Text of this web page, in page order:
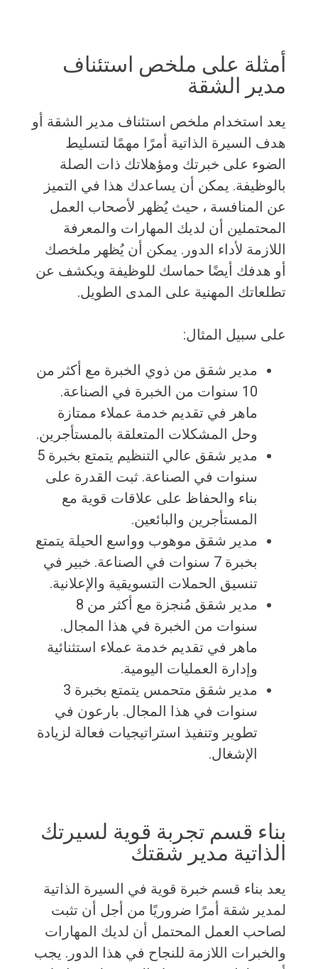
أمثلة على ملخص استئناف
مدير الشقة
يعد استخدام ملخص استئناف مدير الشقة أو
هدف السيرة الذاتية أمرًا مهمًا لتسليط
الضوء على خبرتك ومؤهلاتك ذات الصلة
بالوظيفة. يمكن أن يساعدك هذا في التميز
عن المنافسة ، حيث يُظهر لأصحاب العمل
المحتملين أن لديك المهارات والمعرفة
اللازمة لأداء الدور. يمكن أن يُظهر ملخصك
أو هدفك أيضًا حماسك للوظيفة ويكشف عن
تطلعاتك المهنية على المدى الطويل.
على سبيل المثال:
مدير شقق من ذوي الخبرة مع أكثر من
10 سنوات من الخبرة في الصناعة.
ماهر في تقديم خدمة عملاء ممتازة
وحل المشكلات المتعلقة بالمستأجرين.
مدير شقق عالي التنظيم يتمتع بخبرة 5
سنوات في الصناعة. ثبت القدرة على
بناء والحفاظ على علاقات قوية مع
المستأجرين والبائعين.
مدير شقق موهوب وواسع الحيلة يتمتع
بخبرة 7 سنوات في الصناعة. خبير في
تنسيق الحملات التسويقية والإعلانية.
مدير شقق مُنجزة مع أكثر من 8
سنوات من الخبرة في هذا المجال.
ماهر في تقديم خدمة عملاء استثنائية
وإدارة العمليات اليومية.
مدير شقق متحمس يتمتع بخبرة 3
سنوات في هذا المجال. بارعون في
تطوير وتنفيذ استراتيجيات فعالة لزيادة
الإشغال.
بناء قسم تجربة قوية لسيرتك
الذاتية مدير شقتك
يعد بناء قسم خبرة قوية في السيرة الذاتية
لمدير شقة أمرًا ضروريًا من أجل أن تثبت
لصاحب العمل المحتمل أن لديك المهارات
والخبرات اللازمة للنجاح في هذا الدور. يجب